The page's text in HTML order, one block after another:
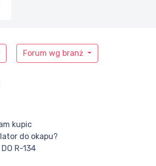
Forum wg branż
kupic
do okapu?
DO R-134